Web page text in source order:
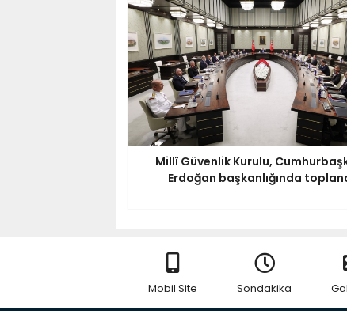
Millî Güvenlik Kurulu,
Erdoğan başkanlığında
Mobil Site Sondakika